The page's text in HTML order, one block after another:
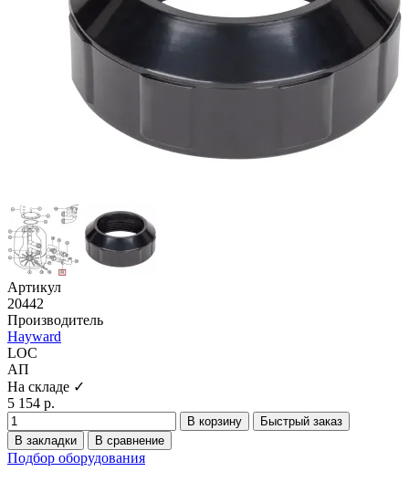
Артикул
20442
Производитель
Hayward
LOC
АП
На складе ✓
5 154 р.
В корзину
Быстрый заказ
В закладки
В сравнение
Подбор оборудования